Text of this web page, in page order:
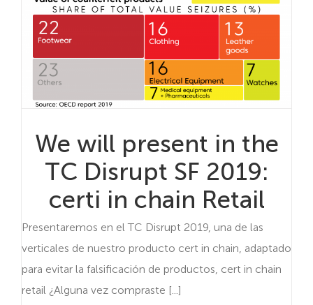
We will present in the
TC Disrupt SF 2019:
certi in chain Retail
Presentaremos en el TC Disrupt 2019, una de las
verticales de nuestro producto cert in chain, adaptado
para evitar la falsificación de productos, cert in chain
retail ¿Alguna vez compraste [...]